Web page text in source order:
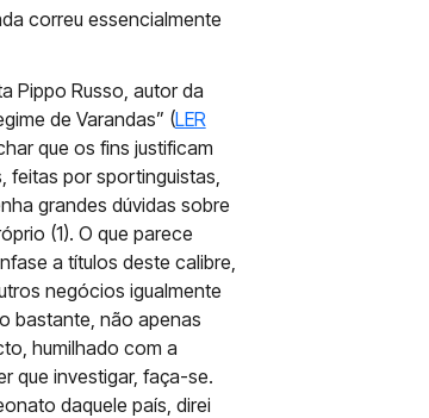
correu essencialmente
Pippo Russo, autor da
de Varandas” (LER
que os fins justificam
feitas por sportinguistas,
grandes dúvidas sobre
(1). O que parece
a títulos deste calibre,
negócios igualmente
bastante, não apenas
humilhado com a
que investigar, faça-se.
daquele país, direi